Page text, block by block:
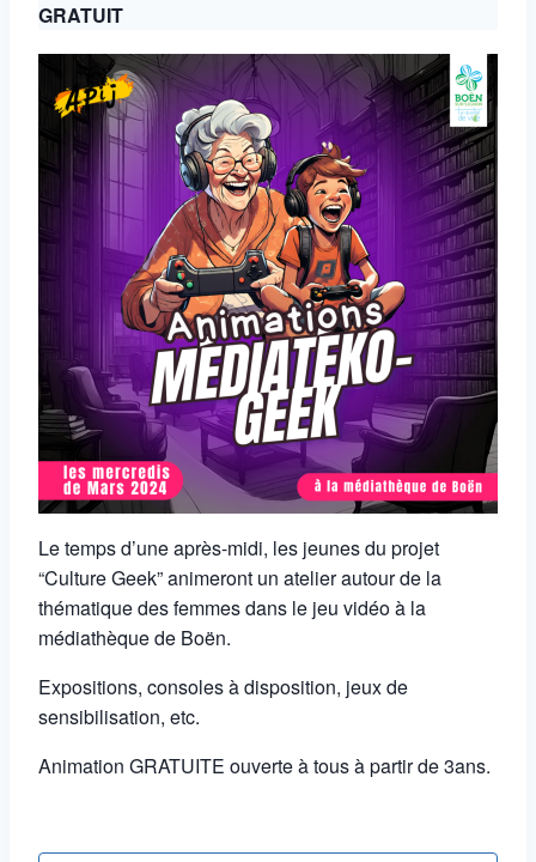
GRATUIT
Le temps d’une après-midi, les jeunes du projet
“Culture Geek” animeront un atelier autour de la
thématique des femmes dans le jeu vidéo à la
médiathèque de Boën.
Expositions, consoles à disposition, jeux de
sensibilisation, etc.
Animation GRATUITE ouverte à tous à partir de 3ans.